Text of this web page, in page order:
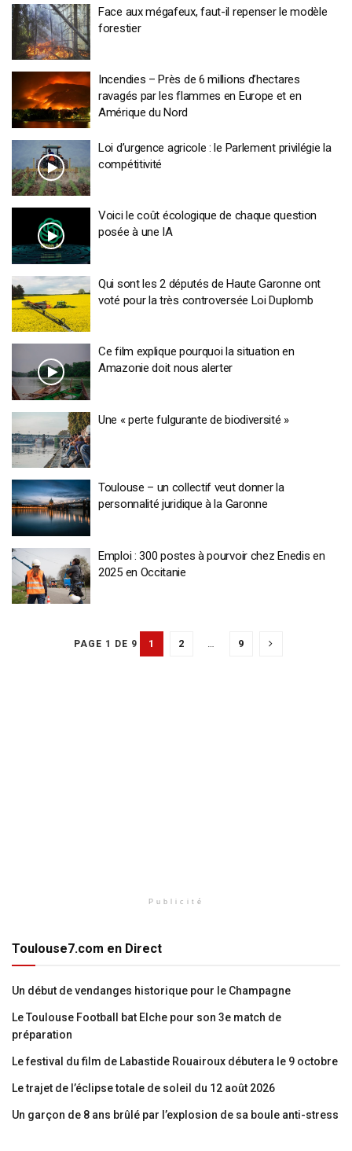
Face aux mégafeux, faut-il repenser le modèle
forestier
Incendies – Près de 6 millions d’hectares
ravagés par les flammes en Europe et en
Amérique du Nord
Loi d’urgence agricole : le Parlement privilégie la
compétitivité
Voici le coût écologique de chaque question
posée à une IA
Qui sont les 2 députés de Haute Garonne ont
voté pour la très controversée Loi Duplomb
Ce film explique pourquoi la situation en
Amazonie doit nous alerter
Une « perte fulgurante de biodiversité »
Toulouse – un collectif veut donner la
personnalité juridique à la Garonne
Emploi : 300 postes à pourvoir chez Enedis en
2025 en Occitanie
PAGE 1 DE 9 1 2 … 9
Publicité
Toulouse7.com en Direct
Un début de vendanges historique pour le Champagne
Le Toulouse Football bat Elche pour son 3e match de
préparation
Le festival du film de Labastide Rouairoux débutera le 9 octobre
Le trajet de l’éclipse totale de soleil du 12 août 2026
Un garçon de 8 ans brûlé par l’explosion de sa boule anti-stress